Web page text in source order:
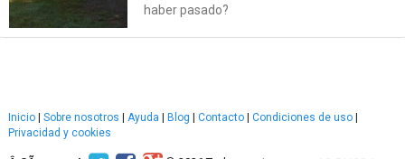
haber pasado?
Inicio | Sobre nosotros | Ayuda | Blog | Contacto | Condiciones de uso |
Privacidad y cookies